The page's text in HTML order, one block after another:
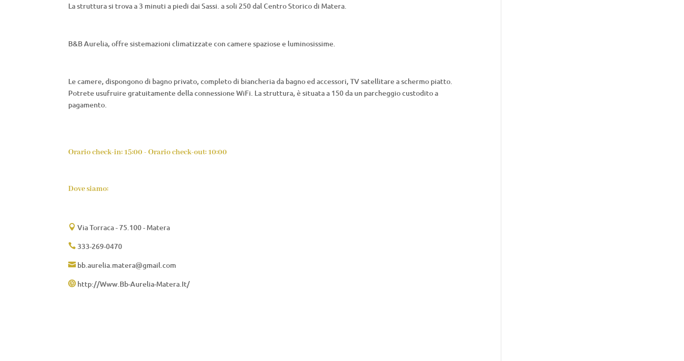
La struttura si trova a 3 minuti a piedi dai Sassi. a soli 250 dal Centro Storico di Matera.
B&B Aurelia, offre sistemazioni climatizzate con camere spaziose e luminosissime.
Le camere, dispongono di bagno privato, completo di biancheria da bagno ed accessori, TV satellitare a schermo piatto.
Potrete usufruire gratuitamente della connessione WiFi. Lastruttura, è situata a 150 da un parcheggio custodito a
pagamento.
Orario check-in: 15:00 - Orario check-out: 10:00
Dove siamo:
 Via Torraca - 75.100 - Matera
 333-269-0470
 bb.aurelia.matera@gmail.com
 http://Www.Bb-Aurelia-Matera.It/